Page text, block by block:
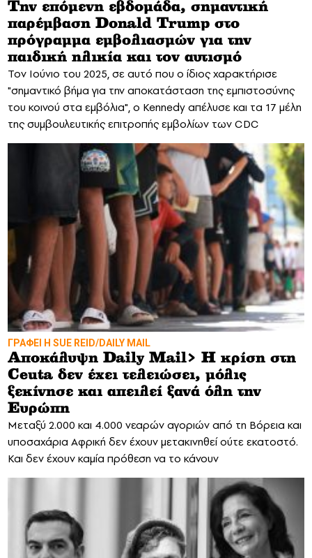
Την επόμενη εβδομάδα, σημαντική
παρέμβαση Donald Trump στο
πρόγραμμα εμβολιασμών για την
παιδική ηλικία και τον αυτισμό
Τον Ιούνιο του 2025, σε αυτό που ο ίδιος χαρακτήρισε
"σημαντικό βήμα για την αποκατάσταση της εμπιστοσύνης
του κοινού στα εμβόλια", ο Kennedy απέλυσε και τα 17 μέλη
της συμβουλευτικής επιτροπής εμβολίων των CDC
ΓΡΑΦΕΙ Η SUE REID/DAILY MAIL
Αποκάλυψη Daily Mail> Η κρίση στη
Ceuta δεν έχει τελειώσει, μόλις
ξεκίνησε και απειλεί ξανά όλη την
Ευρώπη
Mεταξύ 2.000 και 4.000 νεαρών αγοριών από τη Βόρεια και
υποσαχάρια Αφρική δεν έχουν μετακινηθεί ούτε εκατοστό.
Και δεν έχουν καμία πρόθεση να το κάνουν